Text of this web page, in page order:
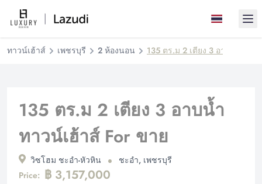
ทาวน์เฮ้าส์ เพชรบุรี 2 ห้องนอน 135 ตร.ม 2 เตียง 3 อาบน้ำ ทาว
135 ตร.ม 2 เตียง 3 อาบน้ำ
ทาวน์เฮ้าส์ For ขาย
วิซโฮม ชะอำ-หัวหิน
ชะอำ, เพชรบุรี
Price: ฿ 3,157,000